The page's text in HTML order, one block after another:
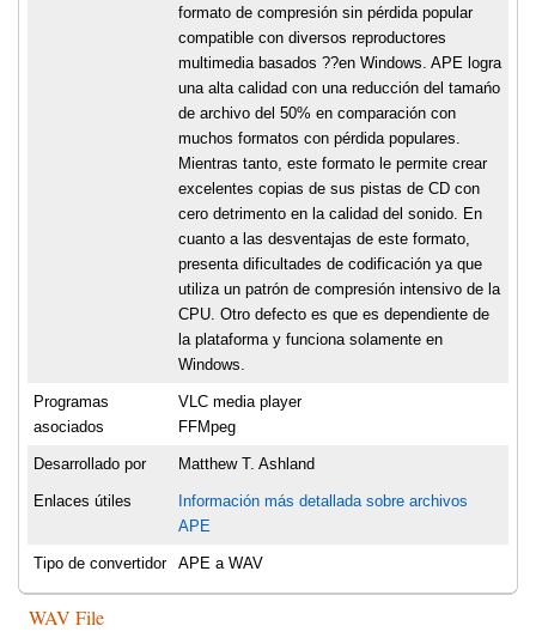
formato de compresión sin pérdida popular
compatible con diversos reproductores
multimedia basados ??en Windows. APE logra
una alta calidad con una reducción del tamańo
de archivo del 50% en comparación con
muchos formatos con pérdida populares.
Mientras tanto, este formato le permite crear
excelentes copias de sus pistas de CD con
cero detrimento en la calidad del sonido. En
cuanto a las desventajas de este formato,
presenta dificultades de codificación ya que
utiliza un patrón de compresión intensivo de la
CPU. Otro defecto es que es dependiente de
la plataforma y funciona solamente en
Windows.
Programas
asociados
VLC media player
FFMpeg
Desarrollado por Matthew T. Ashland
Enlaces útiles
Información más detallada sobre archivos
APE
Tipo de convertidor APE a WAV
WAV File